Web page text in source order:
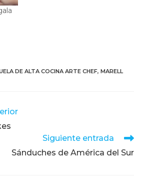
DE ALTA COCINA ARTE CHEF, MARELL
Siguiente entrada
Sánduches de América del Sur